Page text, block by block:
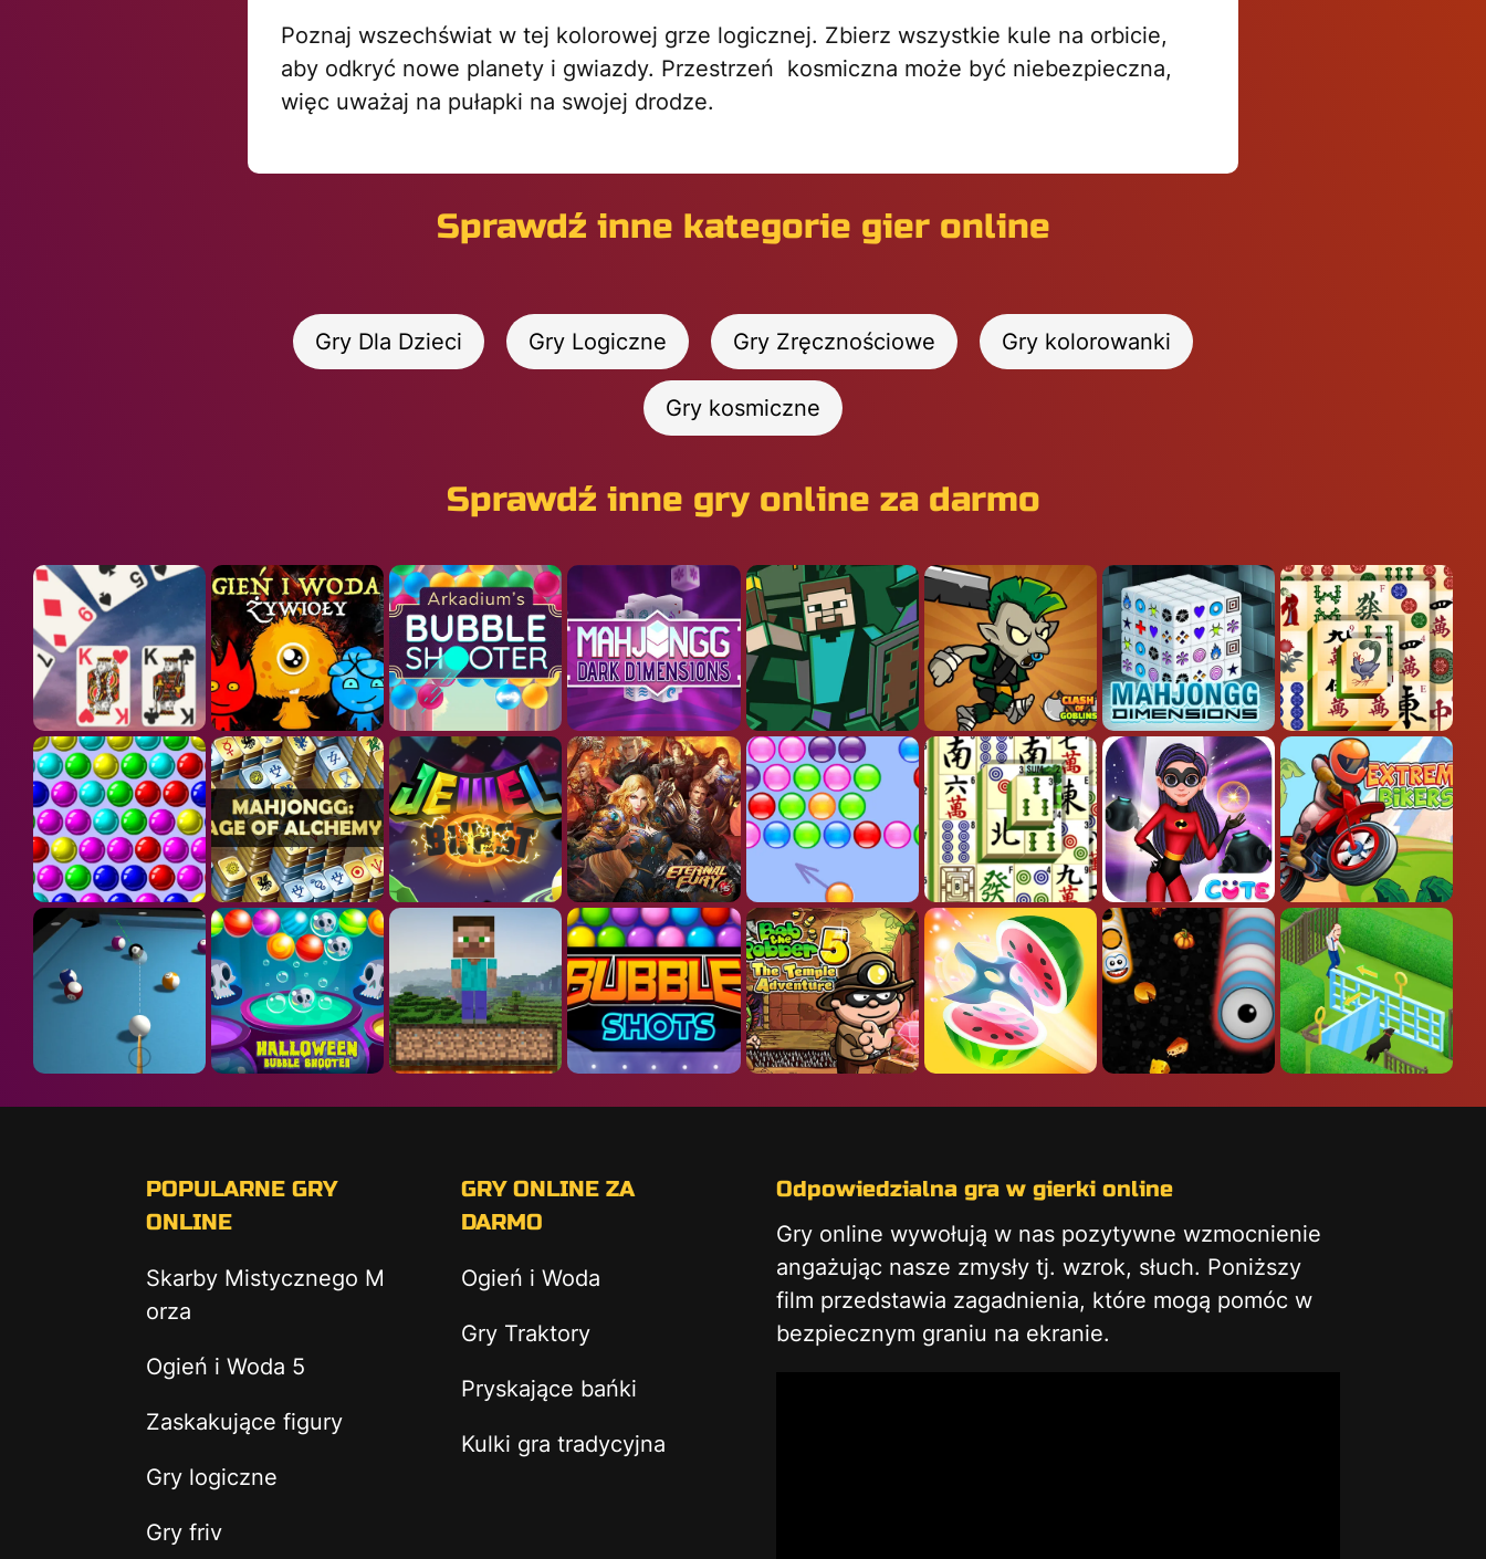
Poznaj wszechświat w tej kolorowej grze logicznej. Zbierz wszystkie kule na orbicie,
aby odkryć nowe planety i gwiazdy. Przestrzeń kosmiczna może być niebezpieczna,
więc uważaj na pułapki na swojej drodze.
Sprawdź inne kategorie gier online
Gry Dla Dzieci Gry Logiczne Gry Zręcznościowe Gry kolorowanki
Gry kosmiczne
Sprawdź inne gry online za darmo
POPULARNE GRY
ONLINE
Skarby Mistycznego M
orza
Ogień i Woda 5
Zaskakujące figury
Gry logiczne
Gry friv
GRY ONLINE ZA
DARMO
Ogień i Woda
Gry Traktory
Pryskające bańki
Kulki gra tradycyjna
Odpowiedzialna gra w gierki online
Gry online wywołują w nas pozytywne wzmocnienie
angażując nasze zmysły tj. wzrok, słuch. Poniższy
film przedstawia zagadnienia, które mogą pomóc w
bezpiecznym graniu na ekranie.